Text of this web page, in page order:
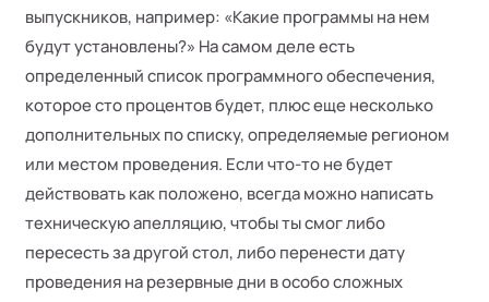
выпускников, например: «Какие программы на нем
будут установлены?» На самом деле есть
определенный список программного обеспечения,
которое сто процентов будет, плюс еще несколько
дополнительных по списку, определяемые регионом
или местом проведения. Если что-то не будет
действовать как положено, всегда можно написать
техническую апелляцию, чтобы ты смог либо
пересесть за другой стол, либо перенести дату
проведения на резервные дни в особо сложных